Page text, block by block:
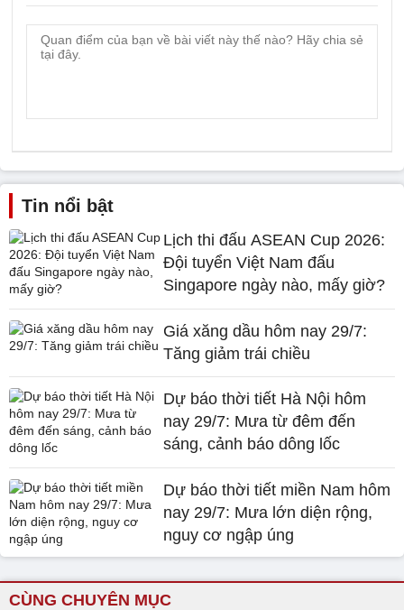
Tin nổi bật
Lịch thi đấu ASEAN Cup 2026:
Đội tuyển Việt Nam đấu
Singapore ngày nào, mấy giờ?
Giá xăng dầu hôm nay 29/7:
Tăng giảm trái chiều
Dự báo thời tiết Hà Nội hôm
nay 29/7: Mưa từ đêm đến
sáng, cảnh báo dông lốc
Dự báo thời tiết miền Nam hôm
nay 29/7: Mưa lớn diện rộng,
nguy cơ ngập úng
CÙNG CHUYÊN MỤC